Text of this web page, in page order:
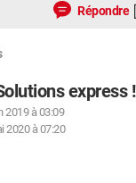
Répondre
express !
2019 à 03:09
2020 à 07:20